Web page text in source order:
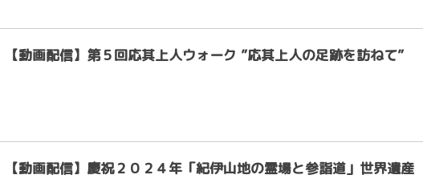
【動画配信】第５回応其上人ウォーク ”応其上人の足跡を訪ねて”
【動画配信】慶祝２０２４年「紀伊山地の霊場と参詣道」世界遺産